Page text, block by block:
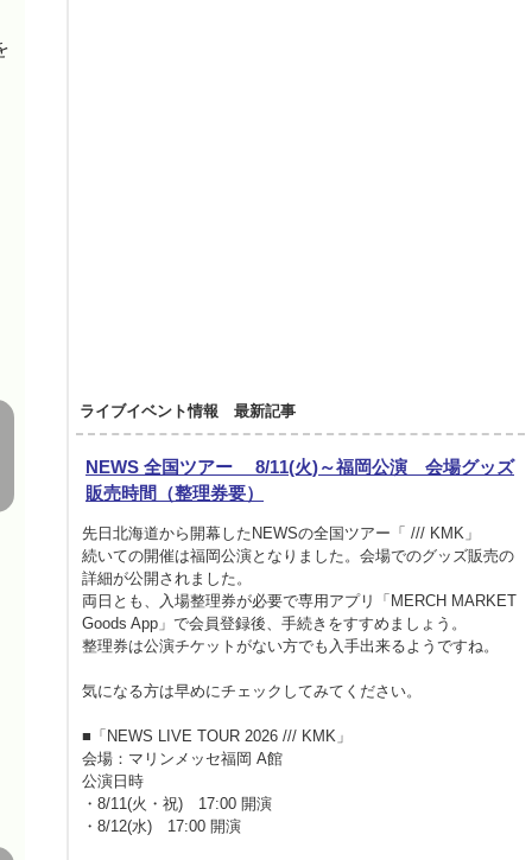
ライブイベント情報 最新記事
NEWS 全国ツアー 8/11(火)～福岡公演 会場グッズ
販売時間（整理券要）
先日北海道から開幕したNEWSの全国ツアー「 /// KMK」
続いての開催は福岡公演となりました。会場でのグッズ販売の
詳細が公開されました。
両日とも、入場整理券が必要で専用アプリ「MERCH MARKET
Goods App」で会員登録後、手続きをすすめましょう。
整理券は公演チケットがない方でも入手出来るようですね。
気になる方は早めにチェックしてみてください。
■「NEWS LIVE TOUR 2026 /// KMK」
会場：マリンメッセ福岡 A館
公演日時
・8/11(火・祝) 17:00 開演
・8/12(水) 17:00 開演